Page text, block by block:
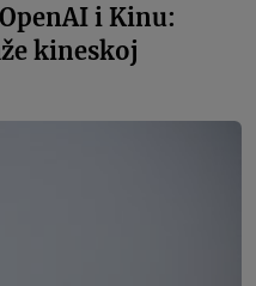
i Kinu:
kineskoj